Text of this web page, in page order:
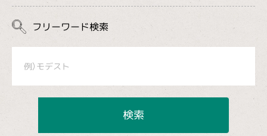
フリーワード検索
検索